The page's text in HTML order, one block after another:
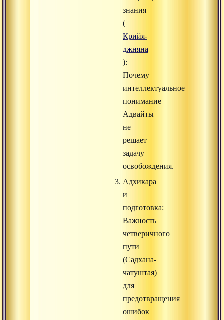
знания
(
Крийя-
джняна
):
Почему
интеллектуальное
понимание
Адвайты
не
решает
задачу
освобождения.
Адхикара
и
подготовка:
Важность
четверичного
пути
(Садхана-
чатуштая)
для
предотвращения
ошибок